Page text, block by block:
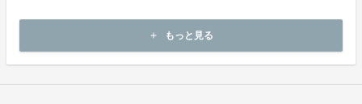
本プロジェクトは実行確約型です。
add もっと見る